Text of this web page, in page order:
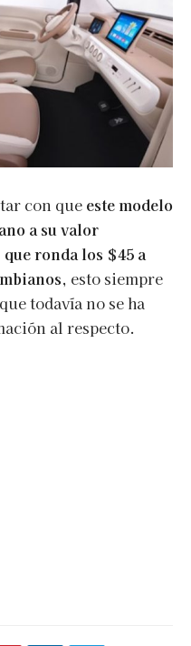
con que este modelo
a su valor
ronda los $45 a
, esto siempre
todavía no se ha
al respecto.